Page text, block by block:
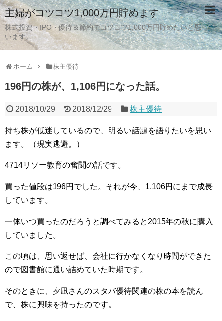
主婦がコツコツ1,000万円貯めます
株式投資・IPO・優待＆節約でコツコツ1,000万円貯めたいと思
います。
ホーム 株主優待
196円の株が、1,106円になった話。
2018/10/29 2018/12/29 株主優待
持ち株が低迷しているので、明るい話題を語りたいを思い
ます。（現実逃避。）
4714リソー教育の奮闘の話です。
買った値段は196円でした。それが今、1,106円にまで成長
しています。
一体いつ買ったのだろうと調べてみると2015年の秋に購入
していました。
この頃は、思い返せば、会社に行かなくなり時間ができた
ので図書館に通い詰めていた時期です。
そのときに、夕凪さんのスタバ優待関連の株の本を読ん
で、株に興味を持ったのです。